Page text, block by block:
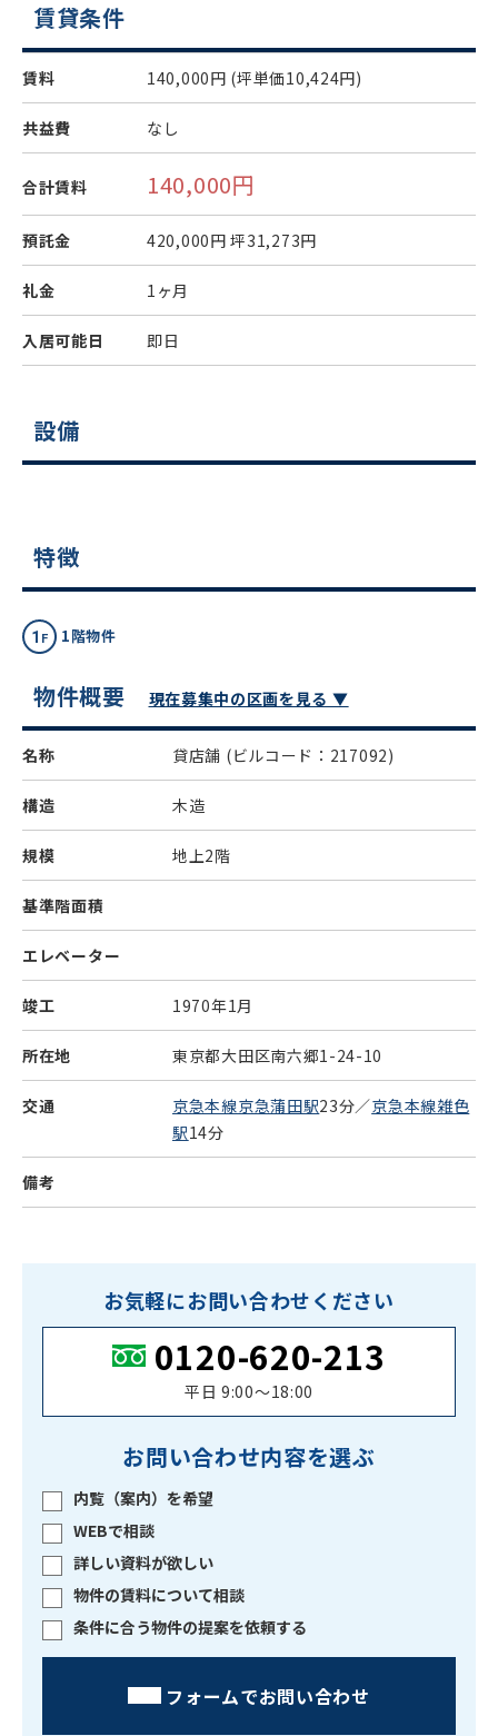
賃貸条件
賃料 140,000円 (坪単価10,424円)
共益費 なし
合計賃料 140,000円
預託金 420,000円 坪31,273円
礼金 1ヶ月
入居可能日 即日
設備
特徴
1階物件
物件概要 現在募集中の区画を見る ▼
名称 貸店舗 (ビルコード：217092)
構造 木造
規模 地上2階
基準階面積
エレベーター
竣工 1970年1月
所在地 東京都大田区南六郷1-24-10
交通 京急本線京急蒲田駅23分／京急本線雑色
駅14分
備考
お気軽にお問い合わせください
0120-620-213
平日 9:00〜18:00
お問い合わせ内容を選ぶ
内覧（案内）を希望
WEBで相談
詳しい資料が欲しい
物件の賃料について相談
条件に合う物件の提案を依頼する
フォームでお問い合わせ